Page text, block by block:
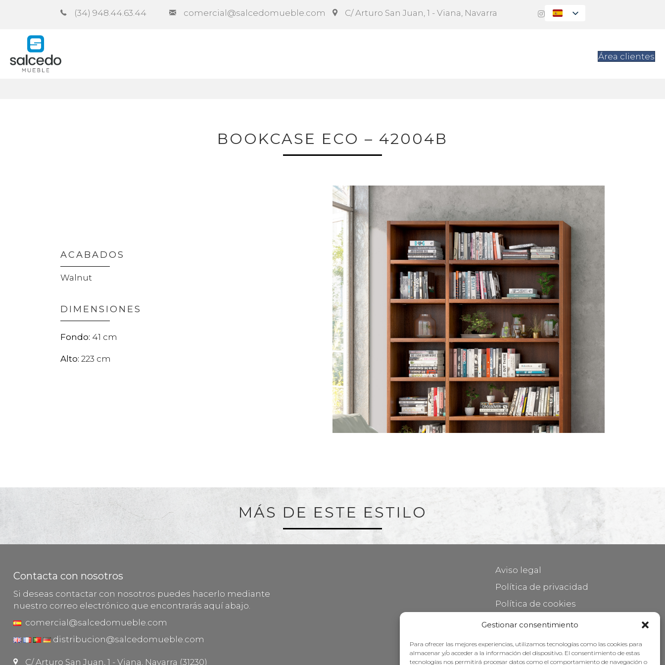
Gestionar consentimiento
Para ofrecer las mejores experiencias, utilizamos tecnologías como las cookies para
almacenar y/o acceder a la información del dispositivo. El consentimiento de estas
tecnologías nos permitirá procesar datos como el comportamiento de navegación o
(34) 948.44.63.44 comercial@salcedomueble.com C/ Arturo San Juan, 1 - Viana, Navarra
Área clientes
BOOKCASE ECO – 42004B
ACABADOS
Walnut
DIMENSIONES
41
223
MÁS DE ESTE ESTILO
Contacta con nosotros
Si deseas contactar con nosotros puedes hacerlo mediante
nuestro correo electrónico que encontrarás aquí abajo.
comercial@salcedomueble.com
distribucion@salcedomueble.com
C/ Arturo San Juan, 1 - Viana, Navarra (31230)
Aviso legal
Política de privacidad
Política de cookies
Mantener su mueble